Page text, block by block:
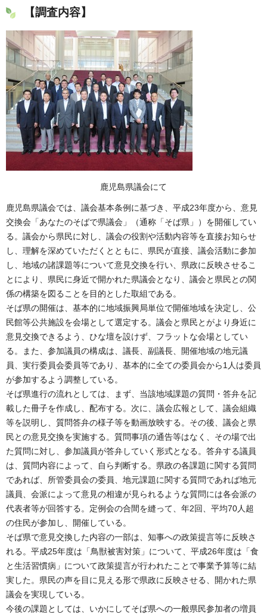
【調査内容】
鹿児島県議会にて
鹿児島県議会では、議会基本条例に基づき、平成23年度から、意見
交換会「あなたのそばで県議会」（通称「そば県」）を開催してい
る。議会から県民に対し、議会の役割や活動内容等を直接お知らせ
し、理解を深めていただくとともに、県民が直接、議会活動に参加
し、地域の諸課題等について意見交換を行い、県政に反映させるこ
とにより、県民に身近で開かれた県議会となり、議会と県民との関
係の構築を図ることを目的とした取組である。
そば県の開催は、基本的に地域振興局単位で開催地域を決定し、公
民館等公共施設を会場として選定する。議会と県民とがより身近に
意見交換できるよう、ひな壇を設けず、フラットな会場としてい
る。また、参加議員の構成は、議長、副議長、開催地域の地元議
員、実行委員会委員等であり、基本的に全ての委員会から1人は委員
が参加するよう調整している。
そば県進行の流れとしては、まず、当該地域課題の質問・答弁を記
載した冊子を作成し、配布する。次に、議会広報として、議会組織
等を説明し、質問答弁の様子等を動画放映する。その後、議会と県
民との意見交換を実施する。質問事項の通告等はなく、その場で出
た質問に対し、参加議員が答弁していく形式となる。答弁する議員
は、質問内容によって、自ら判断する。県政の各課題に関する質問
であれば、所管委員会の委員、地元課題に関する質問であれば地元
議員、会派によって意見の相違が見られるような質問には各会派の
代表者等が回答する。定例会の合間を縫って、年2回、平均70人超
の住民が参加し、開催している。
そば県で意見交換した内容の一部は、知事への政策提言等に反映さ
れる。平成25年度は「鳥獣被害対策」について、平成26年度は「食
と生活習慣病」について政策提言が行われたことで事業予算等に結
実した。県民の声を目に見える形で県政に反映させる、開かれた県
議会を実現している。
今後の課題としては、いかにしてそば県への一般県民参加者の増員